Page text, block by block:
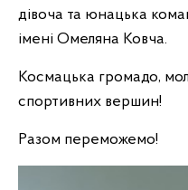
дівоча та юнацька
імені Омеляна Ковча.
Космацька громадо,
спортивних вершин!
Разом переможемо!